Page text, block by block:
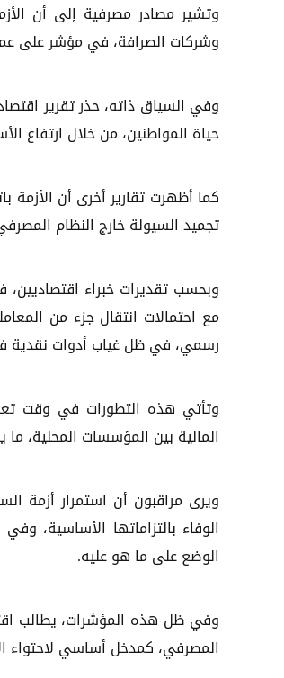
وتشير مصادر مصرفية إلى أن
وشركات الصرافة، في مؤشر على عمق
وفي السياق ذاته، حذر تقرير
حياة المواطنين، من خلال ارتفاع
كما أظهرت تقارير أخرى أن الأزمة
تجميد السيولة خارج النظام
وبحسب تقديرات خبراء
مع احتمالات انتقال جزء من
رسمي، في ظل غياب أدوات نقدية
وتأتي هذه التطورات في وقت
المالية بين المؤسسات المحلية،
ويرى مراقبون أن استمرار أزمة
الوفاء بالتزاماتها الأساسية،
الوضع على ما هو عليه.
وفي ظل هذه المؤشرات، يطالب
المصرفي، كمدخل أساسي لاحتواء